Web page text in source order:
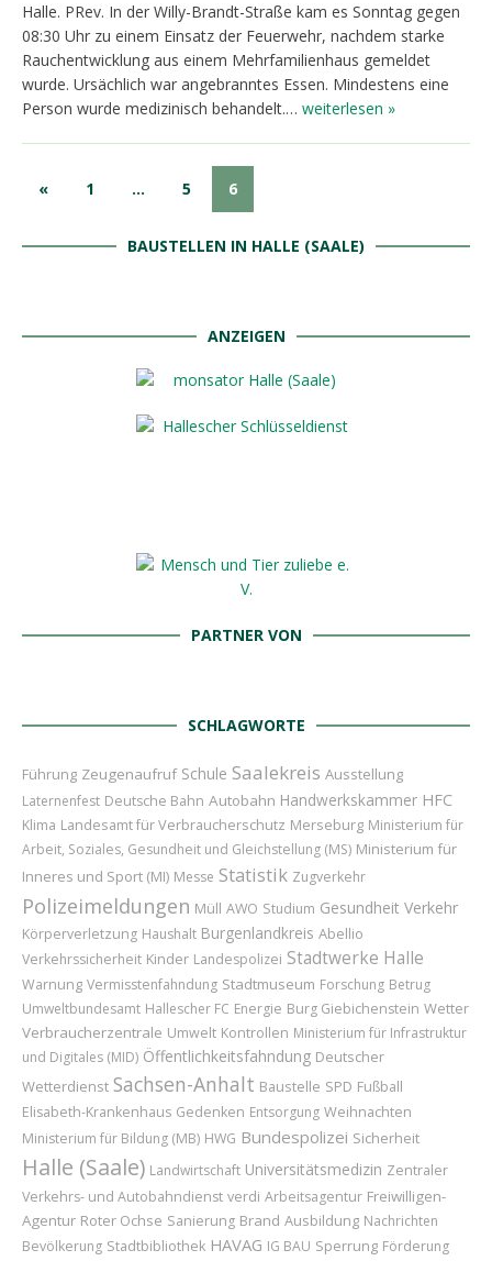
Halle. PRev. In der Willy-Brandt-Straße kam es Sonntag gegen
08:30 Uhr zu einem Einsatz der Feuerwehr, nachdem starke
Rauchentwicklung aus einem Mehrfamilienhaus gemeldet
wurde. Ursächlich war angebranntes Essen. Mindestens eine
Person wurde medizinisch behandelt.… weiterlesen »
« 1 … 5 6
BAUSTELLEN IN HALLE (SAALE)
ANZEIGEN
PARTNER VON
SCHLAGWORTE
Führung Zeugenaufruf Schule Saalekreis Ausstellung
Laternenfest Deutsche Bahn Autobahn Handwerkskammer HFC
Klima Landesamt für Verbraucherschutz Merseburg Ministerium für
Arbeit, Soziales, Gesundheit und Gleichstellung (MS) Ministerium für
Inneres und Sport (MI) Messe Statistik Zugverkehr
Polizeimeldungen Müll AWO Studium Gesundheit Verkehr
Körperverletzung Haushalt Burgenlandkreis Abellio
Verkehrssicherheit Kinder Landespolizei Stadtwerke Halle
Warnung Vermisstenfahndung Stadtmuseum Forschung Betrug
Umweltbundesamt Hallescher FC Energie Burg Giebichenstein Wetter
Verbraucherzentrale Umwelt Kontrollen Ministerium für Infrastruktur
und Digitales (MID) Öffentlichkeitsfahndung Deutscher
Wetterdienst Sachsen-Anhalt Baustelle SPD Fußball
Elisabeth-Krankenhaus Gedenken Entsorgung Weihnachten
Ministerium für Bildung (MB) HWG Bundespolizei Sicherheit
Halle (Saale) Landwirtschaft Universitätsmedizin Zentraler
Verkehrs- und Autobahndienst verdi Arbeitsagentur Freiwilligen-
Agentur Roter Ochse Sanierung Brand Ausbildung Nachrichten
Bevölkerung Stadtbibliothek HAVAG IG BAU Sperrung Förderung